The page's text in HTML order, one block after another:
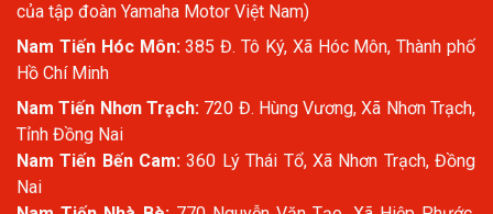
của tập đoàn Yamaha Motor Việt Nam)
Nam Tiến Hóc Môn:385 Đ. Tô Ký, Xã Hóc Môn, Thành phố
Hồ Chí Minh
Nam Tiến Nhơn Trạch:720 Đ. Hùng Vương, Xã Nhơn Trạch,
Tỉnh Đồng Nai
Nam Tiến Bến Cam: 360 Lý Thái Tổ, Xã Nhơn Trạch, Đồng
Nai